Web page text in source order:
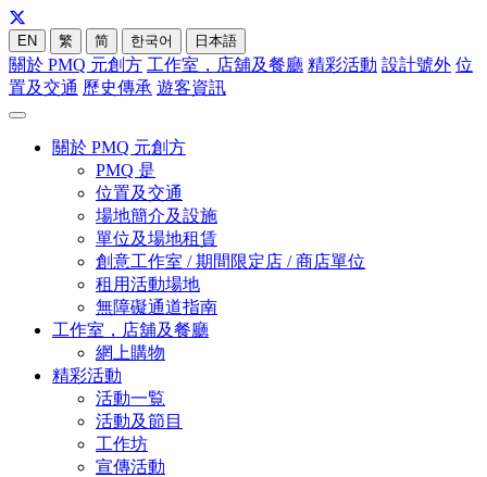
EN 繁 简 한국어 日本語
關於 PMQ 元創方 工作室，店舖及餐廳 精彩活動 設計號外 位
置及交通 歷史傳承 遊客資訊
關於 PMQ 元創方
PMQ 是
位置及交通
場地簡介及設施
單位及場地租賃
創意工作室 / 期間限定店 / 商店單位
租用活動場地
無障礙通道指南
工作室，店舖及餐廳
網上購物
精彩活動
活動一覧
活動及節目
工作坊
宣傳活動